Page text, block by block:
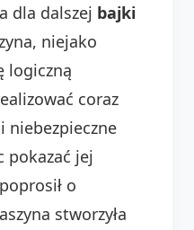
dla dalszej bajki
niejako
logiczną
coraz
niebezpieczne
pokazać jej
o
stworzyła